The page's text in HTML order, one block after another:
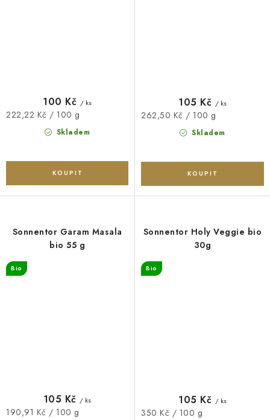
Skladem
100 Kč / ks
Měrná
222,22 Kč / 100 g
Skladem
105 Kč / ks
Měrná
262,50 Kč / 100 g
Sonnentor Garam Masala
bio 55 g
Bio
105 Kč / ks
Měrná
190,91 Kč / 100 g
Sonnentor Holy Veggie bio
30g
Bio
105 Kč / ks
Měrná
350 Kč / 100 g